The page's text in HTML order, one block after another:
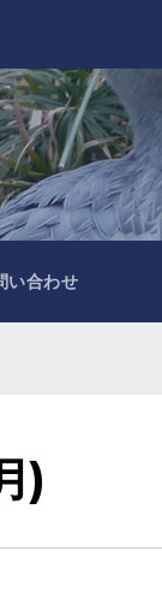
い合わせ
)